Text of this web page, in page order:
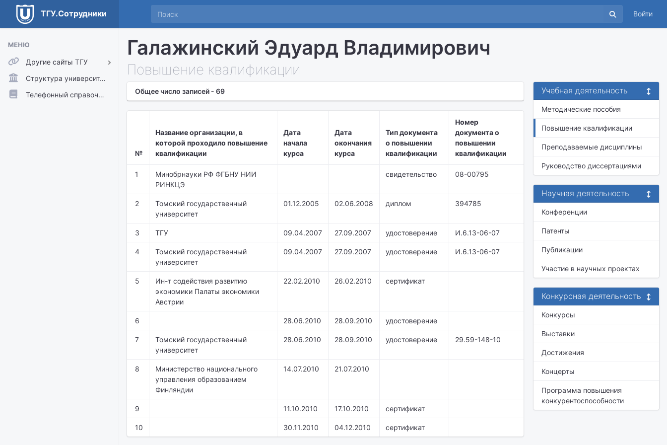
ТГУ.Сотрудники Войти
МЕНЮ
Другие сайты ТГУ
ТГУ.Аккаунты
ТГУ.Расписание
Структура университета
Телефонный справочник
Галажинский Эдуард Владимирович
Повышение квалификации
Общее число записей - 69
№
Название организации, в
которой проходило повышение
квалификации
Дата
начала
курса
Дата
окончания
курса
Тип документа
о повышении
квалификации
Номер
документа о
повышении
квалификации
1
Минобрнауки РФ ФГБНУ НИИ
РИНКЦЭ
свидетельство 08-00795
2
Томский государственный
университет
01.12.2005 02.06.2008 диплом 394785
3 ТГУ 09.04.2007 27.09.2007 удостоверение И.6.13-06-07
4
Томский государственный
университет
09.04.2007 27.09.2007 удостоверение И.6.13-06-07
5
Ин-т содействия развитию
экономики Палаты экономики
Австрии
22.02.2010 26.02.2010 сертификат
6 28.06.2010 28.09.2010 удостоверение
7
Томский государственный
университет
28.06.2010 28.09.2010 удостоверение 29.59-148-10
8
Министерство национального
управления образованием
Финляндии
14.07.2010 21.07.2010
9 11.10.2010 17.10.2010 сертификат
10 30.11.2010 04.12.2010 сертификат
Учебная деятельность
Методические пособия
Повышение квалификации
Преподаваемые дисциплины
Руководство диссертациями
Научная деятельность
Конференции
Патенты
Публикации
Участие в научных проектах
Конкурсная деятельность
Конкурсы
Выставки
Достижения
Концерты
Программа повышения
конкурентоспособности